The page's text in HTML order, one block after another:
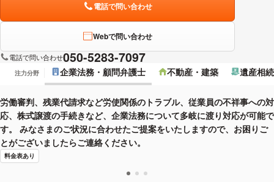
電話で問い合わせ
Webで問い合わせ
電話で問い合わせ050-5283-7097
注力分野 企業法務・顧問弁護士 不動産・建築 遺産相続
労働審判、残業代請求など労使関係のトラブル、従業員の不祥事への対
応、株式譲渡の手続きなど、企業法務について多岐に渡り対応が可能で
す。 みなさまのご状況に合わせたご提案をいたしますので、お困りご
とがございましたらご連絡ください。
料金表あり